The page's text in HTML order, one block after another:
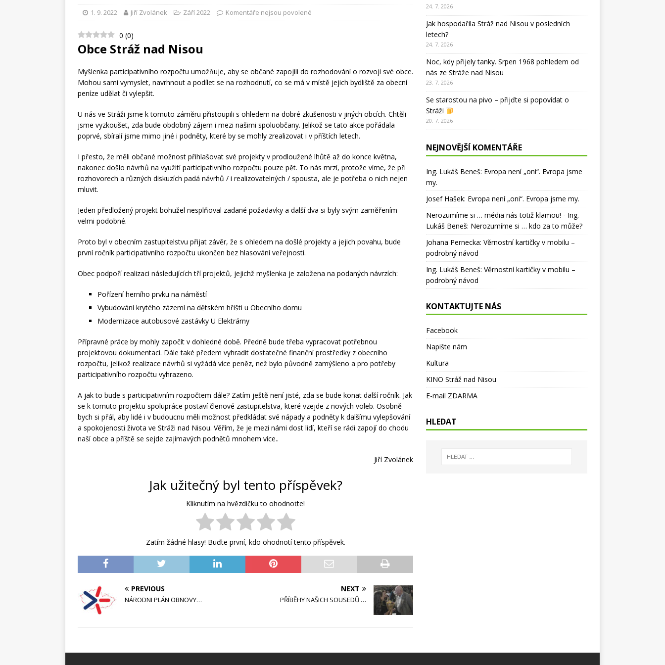
OBCI STRÁŽ NAD NISOU
HISTORIE OBCE STRÁŽ NAD NISOU
1. 9. 2022 Jiří Zvolánek Září 2022 Komentáře nejsou povolené
0 (0)
Obce Stráž nad Nisou
Myšlenka participativního rozpočtu umožňuje, aby se občané zapojili do rozhodování o rozvoji své obce.
Mohou sami vymyslet, navrhnout a podílet se na rozhodnutí, co se má v místě jejich bydliště za obecní
peníze udělat či vylepšit.
U nás ve Stráži jsme k tomuto záměru přistoupili s ohledem na dobré zkušenosti v jiných obcích. Chtěli
jsme vyzkoušet, zda bude obdobný zájem i mezi našimi spoluobčany. Jelikož se tato akce pořádala
poprvé, sbíralí jsme mimo jiné i podněty, které by se mohly zrealizovat i v příštích letech.
I přesto, že měli občané možnost přihlašovat své projekty v prodloužené lhůtě až do konce května,
nakonec došlo návrhů na využití participativního rozpočtu pouze pět. To nás mrzí, protože víme, že při
rozhovorech a různých diskuzích padá návrhů / i realizovatelných / spousta, ale je potřeba o nich nejen
mluvit.
Jeden předložený projekt bohužel nesplňoval zadané požadavky a další dva si byly svým zaměřením
velmi podobné.
Proto byl v obecním zastupitelstvu přijat závěr, že s ohledem na došlé projekty a jejich povahu, bude
první ročník participativního rozpočtu ukončen bez hlasování veřejnosti.
Obec podpoří realizaci následujících tří projektů, jejichž myšlenka je založena na podaných návrzích:
Pořízení herního prvku na náměstí
Vybudování krytého zázemí na dětském hřišti u Obecního domu
Modernizace autobusové zastávky U Elektrárny
Přípravné práce by mohly započít v dohledné době. Předně bude třeba vypracovat potřebnou
projektovou dokumentaci. Dále také předem vyhradit dostatečné finanční prostředky z obecního
rozpočtu, jelikož realizace návrhů si vyžádá více peněz, než bylo původně zamýšleno a pro potřeby
participativního rozpočtu vyhrazeno.
A jak to bude s participativním rozpočtem dále? Zatím ještě není jisté, zda se bude konat další ročník. Jak
se k tomuto projektu spolupráce postaví členové zastupitelstva, které vzejde z nových voleb. Osobně
bych si přál, aby lidé i v budoucnu měli možnost předkládat své nápady a podněty k dalšímu vylepšování
a spokojenosti života ve Stráži nad Nisou. Věřím, že je mezi námi dost lidí, kteří se rádi zapojí do chodu
naší obce a příště se sejde zajímavých podnětů mnohem více..
Jiří Zvolánek
Jak užitečný byl tento příspěvek?
Kliknutím na hvězdičku to ohodnoťte!
Zatím žádné hlasy! Buďte první, kdo ohodnotí tento příspěvek.
PREVIOUS
NÁRODNI PLÁN OBNOVY…
NEXT
PŘÍBĚHY NAŠICH SOUSEDŮ …
24. 7. 2026
Jak hospodařila Stráž nad Nisou v posledních
letech?
24. 7. 2026
Noc, kdy přijely tanky. Srpen 1968 pohledem od
nás ze Stráže nad Nisou
23. 7. 2026
Se starostou na pivo – přijďte si popovídat o
Stráži
20. 7. 2026
NEJNOVĚJŠÍ KOMENTÁŘE
Ing. Lukáš Beneš: Evropa není „oni“. Evropa jsme
my.
Josef Hašek: Evropa není „oni“. Evropa jsme my.
Nerozumíme si … média nás totiž klamou! - Ing.
Lukáš Beneš: Nerozumíme si … kdo za to může?
Johana Pernecka: Věrnostní kartičky v mobilu –
podrobný návod
Ing. Lukáš Beneš: Věrnostní kartičky v mobilu –
podrobný návod
KONTAKTUJTE NÁS
Facebook
Napište nám
Kultura
KINO Stráž nad Nisou
E-mail ZDARMA
HLEDAT